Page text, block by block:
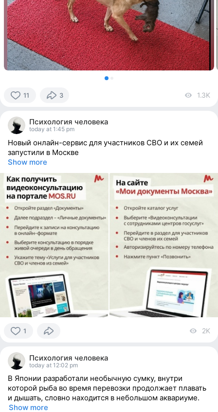
11
people
reacted
3 1.3K
Психология человека
today at 1:45 pm
Новый онлайн-сервис для участников СВО и их семей
запустили в Москве
Show more
1
person
reacted
2K
Психология человека
today at 12:02 pm
В Японии разработали необычную сумку, внутри
которой рыба во время перевозки продолжает плавать
и дышать, словно находится в небольшом аквариуме.
Show more